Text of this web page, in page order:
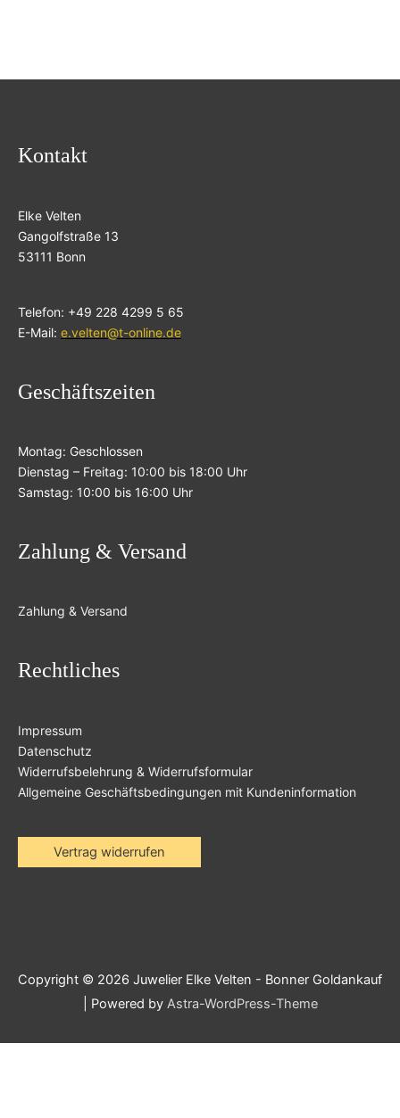
Kontakt
Elke Velten
Gangolfstraße 13
53111 Bonn
Telefon: +49 228 4299 5 65
E-Mail: e.velten@t-online.de
Geschäftszeiten
Montag: Geschlossen
Dienstag – Freitag: 10:00 bis 18:00 Uhr
Samstag: 10:00 bis 16:00 Uhr
Zahlung & Versand
Zahlung & Versand
Rechtliches
Impressum
Datenschutz
Widerrufsbelehrung & Widerrufsformular
Allgemeine Geschäftsbedingungen mit Kundeninformation
Vertrag widerrufen
Copyright © 2026 Juwelier Elke Velten - Bonner Goldankauf
| Powered by Astra-WordPress-Theme